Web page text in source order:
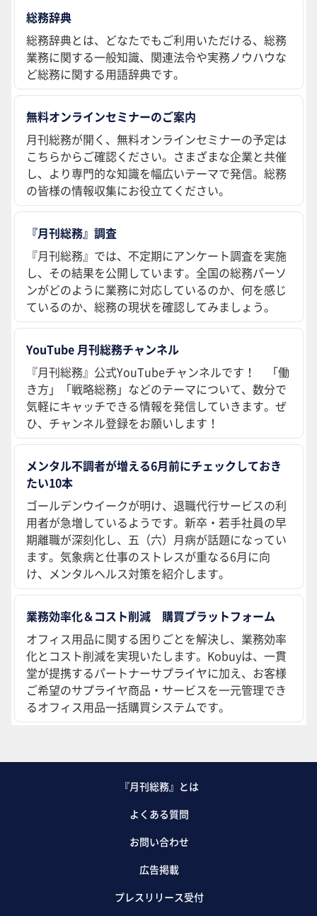
総務辞典
総務辞典とは、どなたでもご利用いただける、総務
業務に関する一般知識、関連法令や実務ノウハウな
ど総務に関する用語辞典です。
無料オンラインセミナーのご案内
月刊総務が開く、無料オンラインセミナーの予定は
こちらからご確認ください。さまざまな企業と共催
し、より専門的な知識を幅広いテーマで発信。総務
の皆様の情報収集にお役立てください。
『月刊総務』調査
『月刊総務』では、不定期にアンケート調査を実施
し、その結果を公開しています。全国の総務パーソ
ンがどのように業務に対応しているのか、何を感じ
ているのか、総務の現状を確認してみましょう。
YouTube 月刊総務チャンネル
『月刊総務』公式YouTubeチャンネルです！ 「働
き方」「戦略総務」などのテーマについて、数分で
気軽にキャッチできる情報を発信していきます。ぜ
ひ、チャンネル登録をお願いします！
メンタル不調者が増える6月前にチェックしておき
たい10本
ゴールデンウイークが明け、退職代行サービスの利
用者が急増しているようです。新卒・若手社員の早
期離職が深刻化し、五（六）月病が話題になってい
ます。気象病と仕事のストレスが重なる6月に向
け、メンタルヘルス対策を紹介します。
業務効率化＆コスト削減 購買プラットフォーム
オフィス用品に関する困りごとを解決し、業務効率
化とコスト削減を実現いたします。Kobuyは、一貫
堂が提携するパートナーサプライヤに加え、お客様
ご希望のサプライヤ商品・サービスを一元管理でき
るオフィス用品一括購買システムです。
『月刊総務』とは
よくある質問
お問い合わせ
広告掲載
プレスリリース受付